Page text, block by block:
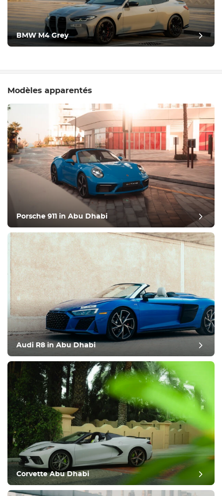
BMW M4 Grey
Modèles apparentés
Porsche 911 in Abu Dhabi
Audi R8 in Abu Dhabi
Corvette Abu Dhabi